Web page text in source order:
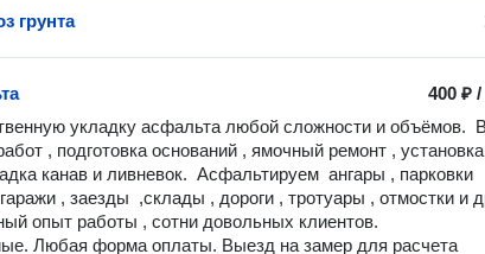
грунта
400 ₽ /
укладку асфальта любой сложности и объёмов.
, подготовка оснований , ямочный ремонт , установка
канав и ливневок.  Асфальтируем  ангары , парковки
, заезды  ,склады , дороги , тротуары , отмостки и
опыт работы , сотни довольных клиентов.